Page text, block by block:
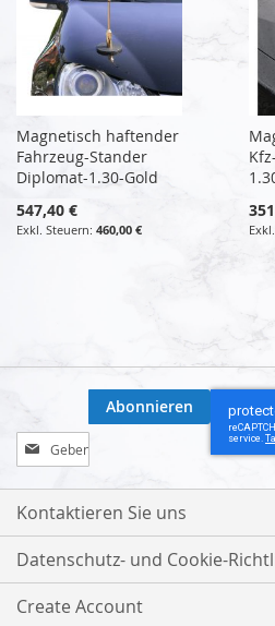
Magnetisch haftender
Fahrzeug-Stander
Diplomat-1.30-Gold
547,40 €
460,00 €
Melden
Sie
sich
für
Newsletter
an:
Abonnieren
Kontaktieren Sie uns
Datenschutz- und Cookie-
Create Account